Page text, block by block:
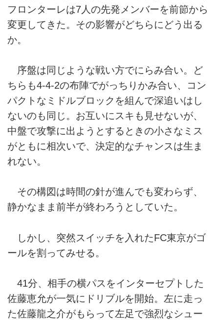
フロンターレは7人の先発メンバーを前節から
変更してきた。その影響がどちらにどう出る
か。
序盤は同じような戦い方でにらみ合い。ど
ちらも4-4-2の布陣でがっちりかみ合い、コン
パクトなミドルブロックを組んで深追いはし
ないのも同じ。お互いにスキも見せないが、
中盤で攻撃に出ようとするときの小さなミス
がともに相次いで、決定的なチャンスは生ま
れない。
その構図は時間の針が進んでも変わらず、
静かなまま前半が終わろうとしていた。
しかし、突然スイッチを入れたFC東京がゴ
ールを割ってみせる。
41分、相手の横パスをインターセプトした
佐藤恵允が一気にドリブルを開始。左に走っ
た佐藤龍之介がもらって左足で強烈なシュー